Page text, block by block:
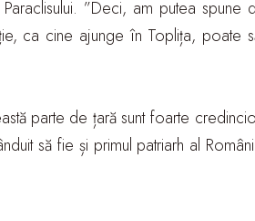
Paraclisului. ”Deci, am putea spune
ca cine ajunge în Toplița, poate
parte de țară sunt foarte
să fie și primul patriarh al